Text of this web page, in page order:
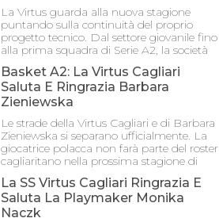
La Virtus guarda alla nuova stagione
puntando sulla continuità del proprio
progetto tecnico. Dal settore giovanile fino
alla prima squadra di Serie A2, la società
Basket A2: La Virtus Cagliari
Saluta E Ringrazia Barbara
Zieniewska
Le strade della Virtus Cagliari e di Barbara
Zieniewska si separano ufficialmente. La
giocatrice polacca non farà parte del roster
cagliaritano nella prossima stagione di
La SS Virtus Cagliari Ringrazia E
Saluta La Playmaker Monika
Naczk